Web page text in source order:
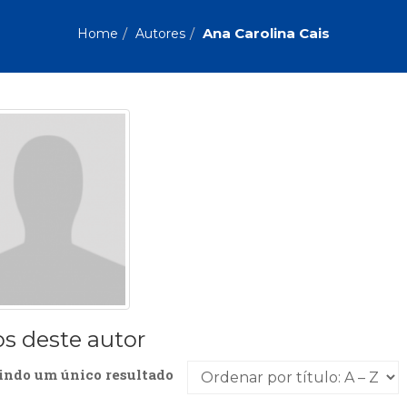
Comportamento (418)
Economia, Negócios (31)
Jornalismo (57)
Literatura, Ficção, Ensaios (69)
Psicodrama (200)
Treinamento e RH (65)
Home Autores Ana Carolina Cais
deste autor
um único resultado